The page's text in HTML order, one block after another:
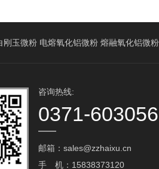
刚玉微粉 电熔氧化铝微粉 熔融氧化铝微粉
咨询热线:
0371-
邮箱：sales@zzhaixu.cn
手 机：15838373120